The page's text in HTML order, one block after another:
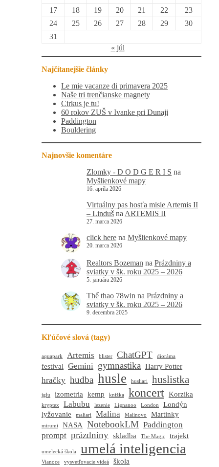
17
18 19 20 21 22
23
24
25 26 27 28 29
30
31
« júl
Najčítanejšie články
Le mie vacanze di primavera 2025
Naše tri trenčianske magnety
Cirkus je tu!
60 rokov ZUŠ v Ivanke pri Dunaji
Paddington
Bouldering
Najnovšie komentáre
Zlomky - D O D G E R I S na
Myšlienkové mapy
16. apríla 2026
Virtuálny pas hosťa misie Artemis II
– Linduš naARTEMIS II
27. marca 2026
click here na Myšlienkové mapy
20. marca 2026
Realtors Bozeman na Prázdniny a
sviatky v šk. roku 2025 – 2026
5. januára 2026
Thể thao 78win na Prázdniny a
sviatky v šk. roku 2025 – 2026
9. decembra 2025
Kľúčové slová (tagy)
aquapark Artemis blister ChatGPT dioráma
festival Gemini gymnastika Harry Potter
hračky hudba husle husliari huslistka
iglu izometria kemp knižka koncert Korzika
kryptex Labubu lezenie Lignanoo London
Londýn
lyžovanie
maliari Malina Malinovo Martinky
mirumi NASA NotebookLM Paddington
prompt prázdniny skladba The Magic trajekt
umelecká škola umelá inteligencia
Vianoce vysvetľovacie videá škola